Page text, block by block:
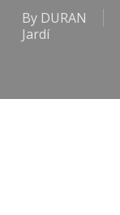
By DURAN
Jardí